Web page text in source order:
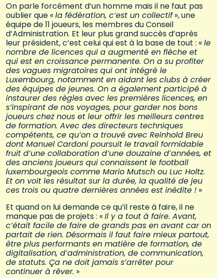
On parle forcément d’un homme mais il ne faut pas
oublier que «la fédération, c’est un collectif», une
équipe de 11 joueurs, les membres du Conseil
d’Administration. Et leur plus grand succès d’après
leur président, c’est celui qui est à la base de tout : «le
nombre de licences qui a augmenté en flèche et
qui est en croissance permanente. On a su profiter
des vagues migratoires qui ont intégré le
Luxembourg, notamment en aidant les clubs à créer
des équipes de jeunes. On a également participé à
instaurer des règles avec les premières licences, en
s’inspirant de nos voyages, pour garder nos bons
joueurs chez nous et leur offrir les meilleurs centres
de formation. Avec des directeurs techniques
compétents, ce qu’on a trouvé avec Reinhold Breu
dont Manuel Cardoni poursuit le travail formidable
fruit d’une collaboration d’une douzaine d’années, et
des anciens joueurs qui connaissent le football
luxembourgeois comme Mario Mutsch ou Luc Holtz.
Et on voit les résultat sur la durée, la qualité de jeu
ces trois ou quatre dernières années est inédite ! »
Et quand on lui demande ce qu’il reste à faire, il ne
manque pas de projets : «Il y a tout à faire. Avant,
c’était facile de faire de grands pas en avant car on
partait de rien. Désormais il faut faire mieux partout,
être plus performants en matière de formation, de
digitalisation, d’administration, de communication,
de statuts. Ça ne doit jamais s’arrêter pour
continuer à rêver. »